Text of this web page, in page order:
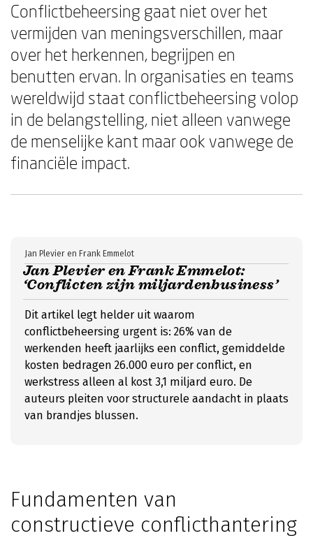
Conflictbeheersing gaat niet over het
vermijden van meningsverschillen, maar
over het herkennen, begrijpen en
benutten ervan. In organisaties en teams
wereldwijd staat conflictbeheersing volop
in de belangstelling, niet alleen vanwege
de menselijke kant maar ook vanwege de
financiële impact.
Jan Plevier en Frank Emmelot:
‘Conflicten zijn miljardenbusiness’
Jan Plevier en Frank Emmelot
Dit artikel legt helder uit waarom
conflictbeheersing urgent is: 26% van de
werkenden heeft jaarlijks een conflict, gemiddelde
kosten bedragen 26.000 euro per conflict, en
werkstress alleen al kost 3,1 miljard euro. De
auteurs pleiten voor structurele aandacht in plaats
van brandjes blussen.
Fundamenten van
constructieve conflicthantering